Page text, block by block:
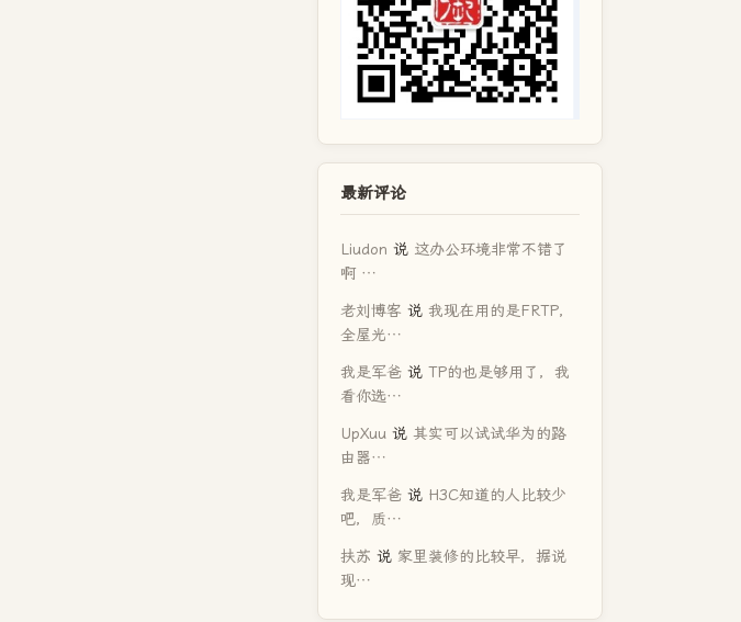
最新评论
Liudon 说 这办公环境非常不错了
啊 …
老刘博客 说 我现在用的是FRTP，
全屋光…
我是军爸 说 TP的也是够用了，我
看你选…
UpXuu 说 其实可以试试华为的路
由器…
我是军爸 说 H3C知道的人比较少
吧，质…
扶苏 说 家里装修的比较早，据说
现…